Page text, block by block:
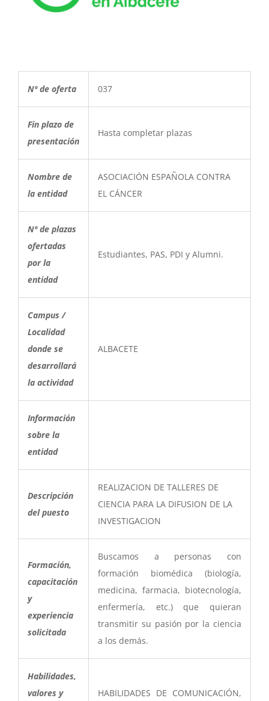
Nº de oferta 037
Fin plazo de
presentación
Hasta completar plazas
Nombre de
la entidad
ASOCIACIÓN ESPAÑOLA CONTRA
EL CÁNCER
Nº de plazas
ofertadas
por la
entidad
Estudiantes, PAS, PDI y Alumni.
Campus /
Localidad
donde se
desarrollará
la actividad
ALBACETE
Información
sobre la
entidad
Descripción
del puesto
REALIZACION DE TALLERES DE
CIENCIA PARA LA DIFUSION DE LA
INVESTIGACION
Formación,
capacitación
y
experiencia
solicitada
Buscamos a personas con
formación biomédica (biología,
medicina, farmacia, biotecnología,
enfermería, etc.) que quieran
transmitir su pasión por la ciencia
a los demás.
Habilidades,
valores y
HABILIDADES DE COMUNICACIÓN,